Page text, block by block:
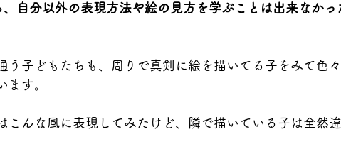
自分以外の表現方法や絵の見方を学ぶことは出来なかっ
う子どもたちも、周りで真剣に絵を描いてる子をみて色々
ます。
こんな風に表現してみたけど、隣で描いている子は全然